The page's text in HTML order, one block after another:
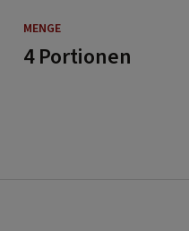
MENGE
4 Portionen